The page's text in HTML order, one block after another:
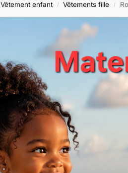
Vêtement enfant / Vêtements fille /